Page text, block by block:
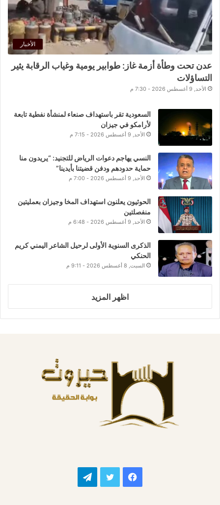
الأخبار
عدن تحت وطأة أزمة غاز: طوابير يومية وغياب الرقابة يثير
التساؤلات
الأحد, 9 أغسطس 2026 - 7:30 م
السعودية تقر باستهداف صنعاء لمنشأة نفطية تابعة
لأرامكو في جيزان
الأحد, 9 أغسطس 2026 - 7:15 م
النسي يهاجم دعوات الرياض للتجنيد: “يريدون منا
حماية حدودهم ودفن قضيتنا بأيدينا”
الأحد, 9 أغسطس 2026 - 7:00 م
الحوثيون يعلنون استهداف المخا وجيزان بعمليتين
منفصلتين
الأحد, 9 أغسطس 2026 - 6:48 م
الذكرى السنوية الأولى لرحيل الشاعر اليمني كريم
الحنكي
السبت, 8 أغسطس 2026 - 9:11 م
اظهر المزيد
فيسبوك تويتر تيلقرام